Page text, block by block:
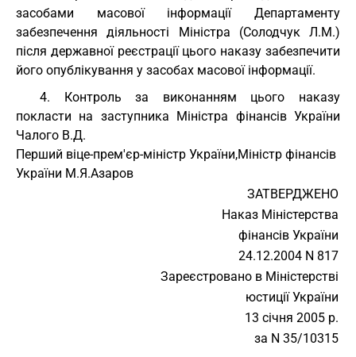
засобами масової інформації Департаменту
забезпечення діяльності Міністра (Солодчук Л.М.)
після державної реєстрації цього наказу забезпечити
його опублікування у засобах масової інформації.
4. Контроль за виконанням цього наказу
покласти на заступника Міністра фінансів України
Чалого В.Д.
Перший віце-прем'єр-міністр України,Міністр фінансів
України М.Я.Азаров
ЗАТВЕРДЖЕНО
Наказ Міністерства
фінансів України
24.12.2004 N 817
Зареєстровано в Міністерстві
юстиції України
13 січня 2005 р.
за N 35/10315